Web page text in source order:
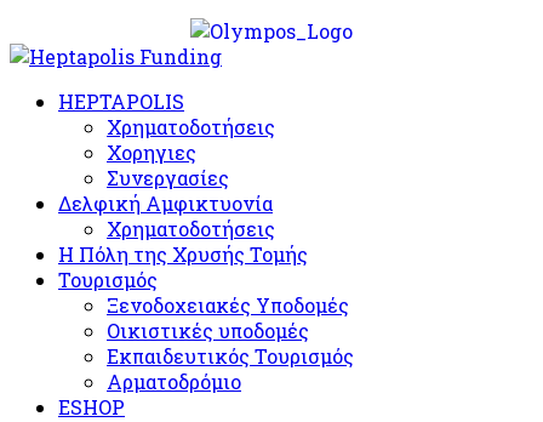
HEPTAPOLIS
Χρηματοδοτήσεις
Χορηγιες
Συνεργασίες
Δελφική Αμφικτυονία
Χρηματοδοτήσεις
Η Πόλη της Χρυσής Τομής
Τουρισμός
Ξενοδοχειακές Υποδομές​
Oικιστικές υποδομές
Εκπαιδευτικός Τουρισμός
Αρματοδρόμιο
ESHOP